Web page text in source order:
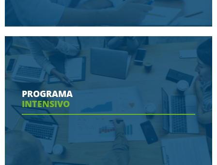
Conoce aquí las herramientas con las que
contaras en tu programa
Ver más
PROGRAMA
INTENSIVO